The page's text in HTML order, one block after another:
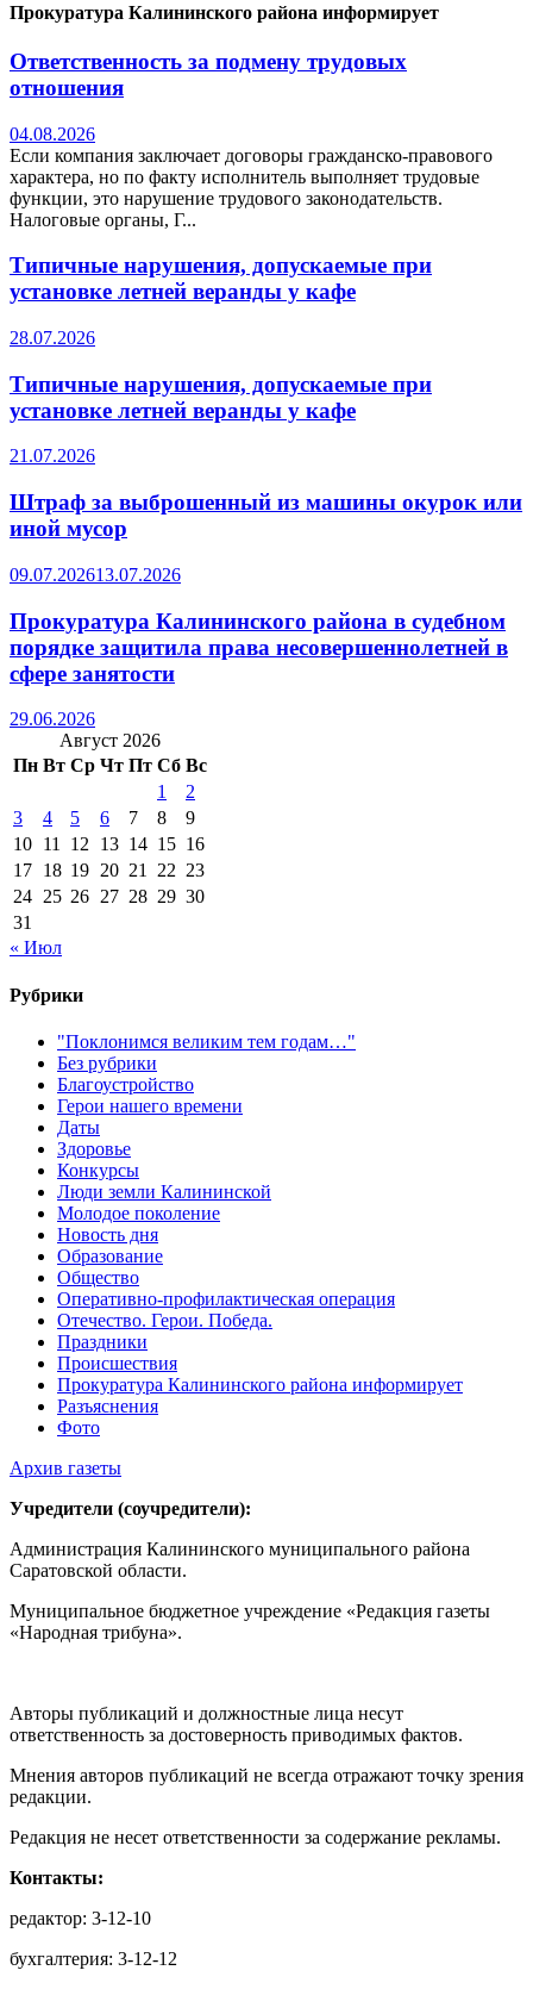
Прокуратура Калининского района информирует
Ответственность за подмену трудовых
отношения
04.08.2026
Если компания заключает договоры гражданско-правового
характера, но по факту исполнитель выполняет трудовые
функции, это нарушение трудового законодательств.
Налоговые органы, Г...
Типичные нарушения, допускаемые при
установке летней веранды у кафе
28.07.2026
Типичные нарушения, допускаемые при
установке летней веранды у кафе
21.07.2026
Штраф за выброшенный из машины окурок или
иной мусор
09.07.202613.07.2026
Прокуратура Калининского района в судебном
порядке защитила права несовершеннолетней в
сфере занятости
29.06.2026
Август 2026
Пн Вт Ср Чт Пт Сб Вс
1
2
3
4 5 6 7 8
9
10 11 12 13 14 15 16
17 18 19 20 21 22 23
24 25 26 27 28 29 30
31
« Июл
Рубрики
"Поклонимся великим тем годам…"
Без рубрики
Благоустройство
Герои нашего времени
Даты
Здоровье
Конкурсы
Люди земли Калининской
Молодое поколение
Новость дня
Образование
Общество
Оперативно-профилактическая операция
Отечество. Герои. Победа.
Праздники
Происшествия
Прокуратура Калининского района информирует
Разъяснения
Фото
Архив газеты
Учредители (соучредители):
Администрация Калининского муниципального района
Саратовской области.
Муниципальное бюджетное учреждение «Редакция газеты
«Народная трибуна».
Авторы публикаций и должностные лица несут
ответственность за достоверность приводимых фактов.
Мнения авторов публикаций не всегда отражают точку зрения
редакции.
Редакция не несет ответственности за содержание рекламы.
Контакты:
редактор: 3-12-10
бухгалтерия: 3-12-12